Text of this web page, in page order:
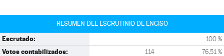
RESUMEN DEL ESCRUTINIO DE ENCISO
Escrutado: 100 %
Votos contabilizados: 114 76,51 %